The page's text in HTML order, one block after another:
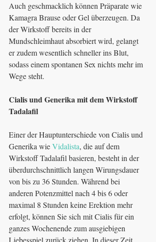
Auch geschmacklich können Präparate wie
Kamagra Brause oder Gel überzeugen. Da
der Wirkstoff bereits in der
Mundschleimhaut absorbiert wird, gelangt
er zudem wesentlich schneller ins Blut,
sodass einem spontanen Sex nichts mehr im
Wege steht.
Cialis und Generika mit dem Wirkstoff
Tadalafil
Einer der Hauptunterschiede von Cialis und
Generika wie Vidalista, die auf dem
Wirkstoff Tadalafil basieren, besteht in der
überdurchschnittlich langen Wirungsdauer
von bis zu 36 Stunden. Während bei
anderen Potenzmittel nach 4 bis 6 oder
maximal 8 Stunden keine Erektion mehr
erfolgt, können Sie sich mit Cialis für ein
ganzes Wochenende zum ausgiebigen
Liebesspiel zurück ziehen. In dieser Zeit